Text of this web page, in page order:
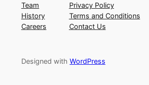
Team
History
Careers
Privacy Policy
Terms and Conditions
Contact Us
Designed with WordPress